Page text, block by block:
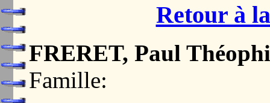
Retour à
FRERET, Paul
Famille: